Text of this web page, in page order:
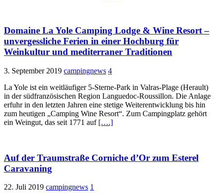
Domaine La Yole Camping Lodge & Wine Resort –
unvergessliche Ferien in einer Hochburg für
Weinkultur und mediterraner Traditionen
3. September 2019 campingnews 4
La Yole ist ein weitläufiger 5-Sterne-Park in Valras-Plage (Herault)
in der südfranzösischen Region Languedoc-Roussillon. Die Anlage
erfuhr in den letzten Jahren eine stetige Weiterentwicklung bis hin
zum heutigen „Camping Wine Resort“. Zum Campingplatz gehört
ein Weingut, das seit 1771 auf [….]
Auf der Traumstraße Corniche d’Or zum Esterel
Caravaning
22. Juli 2019 campingnews 1